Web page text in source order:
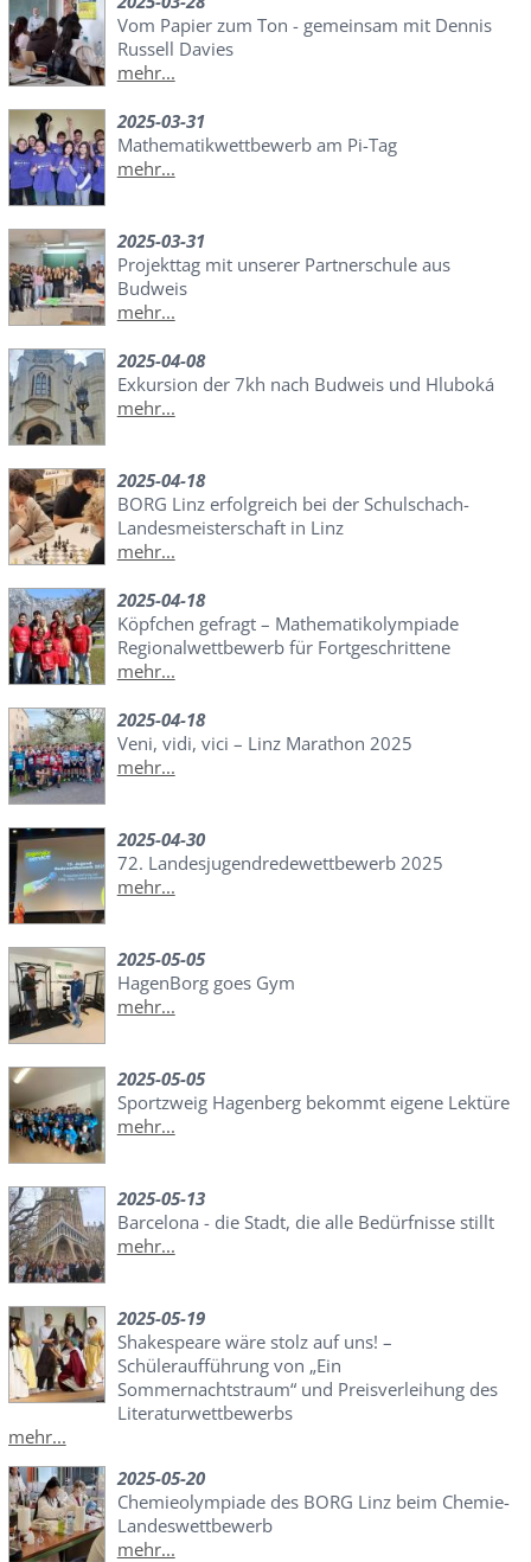
Vom Papier zum Ton - gemeinsam mit Dennis
Russell Davies
mehr...
2025-03-31
Mathematikwettbewerb am Pi-Tag
mehr...
2025-03-31
Projekttag mit unserer Partnerschule aus
Budweis
mehr...
2025-04-08
Exkursion der 7kh nach Budweis und Hluboká
mehr...
2025-04-18
BORG Linz erfolgreich bei der Schulschach-
Landesmeisterschaft in Linz
mehr...
2025-04-18
Köpfchen gefragt – Mathematikolympiade
Regionalwettbewerb für Fortgeschrittene
mehr...
2025-04-18
Veni, vidi, vici – Linz Marathon 2025
mehr...
2025-04-30
72. Landesjugendredewettbewerb 2025
mehr...
2025-05-05
HagenBorg goes Gym
mehr...
2025-05-05
Sportzweig Hagenberg bekommt eigene Lektüre
mehr...
2025-05-13
Barcelona - die Stadt, die alle Bedürfnisse stillt
mehr...
2025-05-19
Shakespeare wäre stolz auf uns! –
Schüleraufführung von „Ein
Sommernachtstraum“ und Preisverleihung des
Literaturwettbewerbs
mehr...
2025-05-20
Chemieolympiade des BORG Linz beim Chemie-
Landeswettbewerb
mehr...